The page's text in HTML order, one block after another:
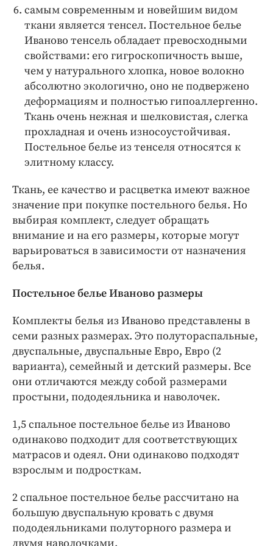
самым современным и новейшим видом
ткани является тенсел. Постельное белье
Иваново тенсель обладает превосходными
свойствами: его гигроскопичность выше,
чем у натурального хлопка, новое волокно
абсолютно экологично, оно не подвержено
деформациям и полностью гипоаллергенно.
Ткань очень нежная и шелковистая, слегка
прохладная и очень износоустойчивая.
Постельное белье из тенселя относятся к
элитному классу.
Ткань, ее качество и расцветка имеют важное
значение при покупке постельного белья. Но
выбирая комплект, следует обращать
внимание и на его размеры, которые могут
варьироваться в зависимости от назначения
белья.
Постельное белье Иваново размеры
Комплекты белья из Иваново представлены в
семи разных размерах. Это полутораспальные,
двуспальные, двуспальные Евро, Евро (2
варианта), семейный и детский размеры. Все
они отличаются между собой размерами
простыни, пододеяльника и наволочек.
1,5 спальное постельное белье из Иваново
одинаково подходит для соответствующих
матрасов и одеял. Они одинаково подходят
взрослым и подросткам.
2 спальное постельное белье рассчитано на
большую двуспальную кровать с двумя
пододеяльниками полуторного размера и